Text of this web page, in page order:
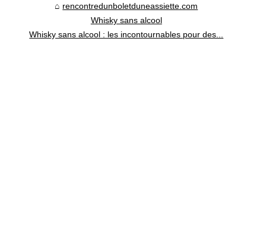
rencontredunboletduneassiette.com
Whisky sans alcool
Whisky sans alcool : les incontournables pour des...